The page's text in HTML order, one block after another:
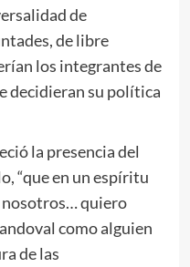
de
de libre
los integrantes de
decidieran su política
la presencia del
“que en un espíritu
nosotros… quiero
como alguien
de las